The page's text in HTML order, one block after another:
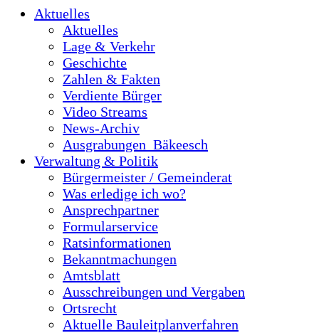
Aktuelles
Aktuelles
Lage & Verkehr
Geschichte
Zahlen & Fakten
Verdiente Bürger
Video Streams
News-Archiv
Ausgrabungen_Bäkeesch
Verwaltung & Politik
Bürgermeister / Gemeinderat
Was erledige ich wo?
Ansprechpartner
Formularservice
Ratsinformationen
Bekanntmachungen
Amtsblatt
Ausschreibungen und Vergaben
Ortsrecht
Aktuelle Bauleitplanverfahren